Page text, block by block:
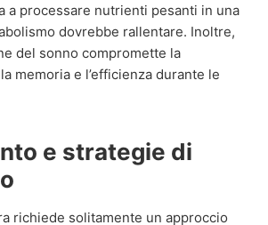
a processare nutrienti pesanti in una
dovrebbe rallentare. Inoltre,
del sonno compromette la
memoria e l’efficienza durante le
e strategie di
richiede solitamente un approccio